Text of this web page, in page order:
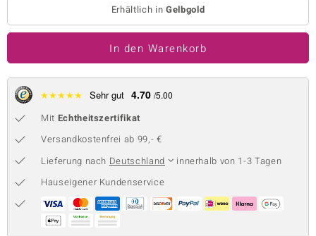
BY DE MELO
Collection
Erhältlich in Gelbgold
In den Warenkorb
★★★★★ Sehr gut 4.70 /5.00
Mit Echtheitszertifikat
Versandkostenfrei ab 99,- €
Lieferung nach Deutschland
innerhalb von 1-3 Tagen
Hauseigener Kundenservice